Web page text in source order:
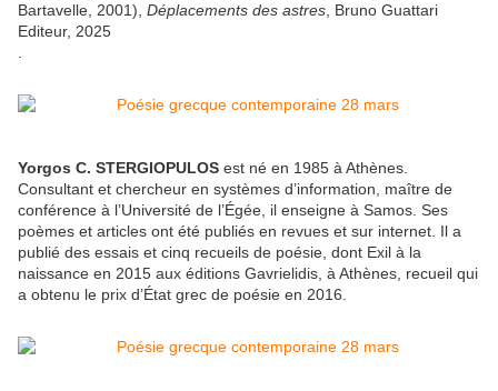
Bartavelle, 2001), Déplacements des astres , Bruno Guattari
Editeur, 2025
Yorgos C. STERGIOPULOS est né en 1985 à Athènes.
Consultant et chercheur en systèmes d’information, maître de
conférence à l’Université de l’Égée, il enseigne à Samos. Ses
poèmes et articles ont été publiés en revues et sur internet. Il a
publié des essais et cinq recueils de poésie, dont Exil à la
naissance en 2015 aux éditions Gavrielidis, à Athènes, recueil qui
a obtenu le prix d’État grec de poésie en 2016.